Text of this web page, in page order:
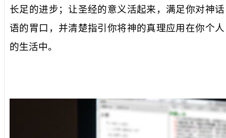
长足的进步；让圣经的意义活起来，满足你对神话
语的胃口，并清楚指引你将神的真理应用在你个人
的生活中。